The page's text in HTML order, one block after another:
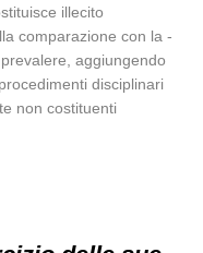
illecito
comparazione con la -
aggiungendo
disciplinari
non costituenti